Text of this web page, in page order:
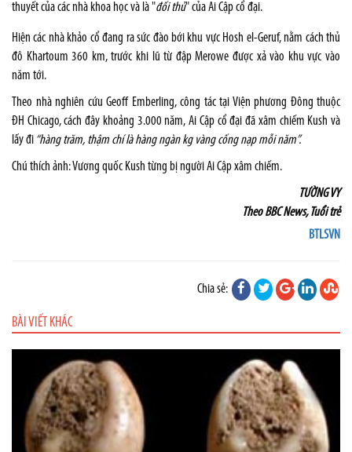
thuyết của các nhà khoa học và là "đối thủ" của Ai Cập cổ đại.
Hiện các nhà khảo cổ đang ra sức đào bới khu vực Hosh el-Geruf, nằm cách thủ
đô Khartoum 360 km, trước khi lũ từ đập Merowe được xả vào khu vực vào
năm tới.
Theo nhà nghiên cứu Geoff Emberling, công tác tại Viện phương Đông thuộc
ĐH Chicago, cách đây khoảng 3.000 năm, Ai Cập cổ đại đã xâm chiếm Kush và
lấy đi “hàng trăm, thậm chí là hàng ngàn kg vàng cống nạp mỗi năm”.
Chú thích ảnh: Vương quốc Kush từng bị người Ai Cập xâm chiếm.
TƯỜNG VY
Theo BBC News, Tuổi trẻ
BTLSVN
Chia sẻ:
BÀI VIẾT KHÁC